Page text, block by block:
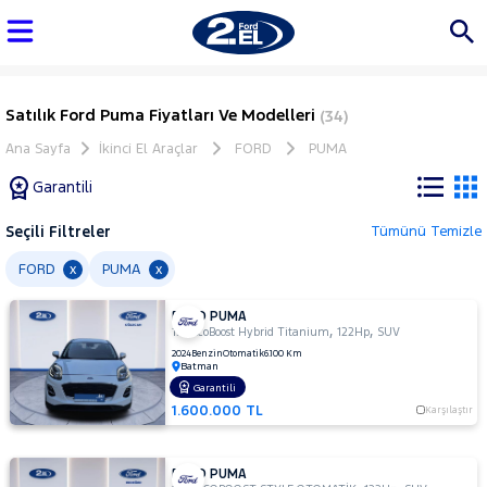
Satılık Ford Puma Fiyatları Ve Modelleri (34)
Ana Sayfa İkinci El Araçlar FORD PUMA
Garantili
Tüm
Araçlar
AUDI
BMC
BMW
BYD
Seçili Filtreler Tümünü Temizle
FORD x PUMA x
FORD PUMA
1.0 EcoBoost Hybrid Titanium,122Hp, SUV
2024BenzinOtomatik6.100 Km
Batman
1.600.000 TL Karşılaştır
Garantili
FORD PUMA